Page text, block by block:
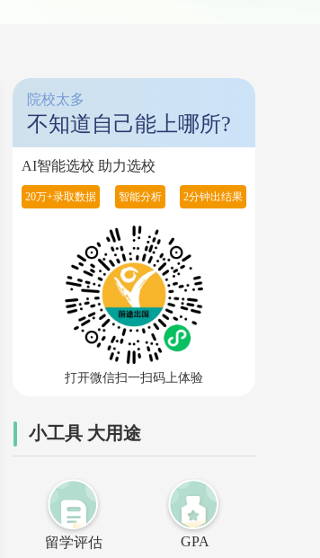
院校太多
不知道自己能上哪所?
AI智能选校 助力选校
20万+录取数据 智能分析 2分钟出结果
打开微信扫一扫码上体验
小工具 大用途
留学评估 GPA